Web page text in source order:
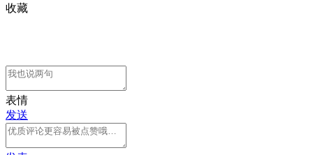
收藏
表情
发送